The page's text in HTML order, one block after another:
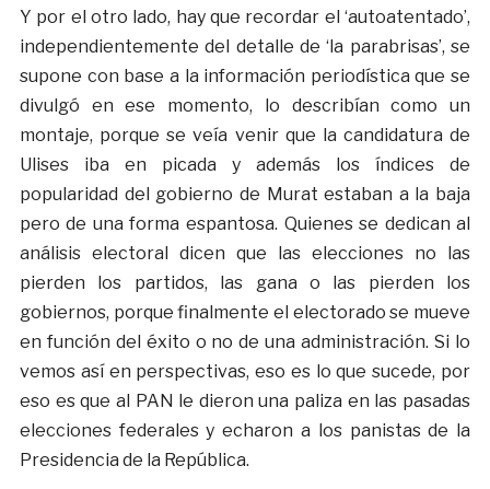
Y por el otro lado, hay que recordar el ‘autoatentado’,
independientemente del detalle de ‘la parabrisas’, se
supone con base a la información periodística que se
divulgó en ese momento, lo describían como un
montaje, porque se veía venir que la candidatura de
Ulises iba en picada y además los índices de
popularidad del gobierno de Murat estaban a la baja
pero de una forma espantosa. Quienes se dedican al
análisis electoral dicen que las elecciones no las
pierden los partidos, las gana o las pierden los
gobiernos, porque finalmente el electorado se mueve
en función del éxito o no de una administración. Si lo
vemos así en perspectivas, eso es lo que sucede, por
eso es que al PAN le dieron una paliza en las pasadas
elecciones federales y echaron a los panistas de la
Presidencia de la República.